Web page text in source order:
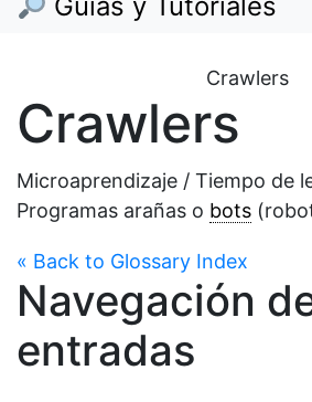
Guías y Tutoriales
Crawlers
Crawlers
Microaprendizaje / Tiempo de
Programas arañas o bots
« Back to Glossary Index
Navegación
entradas